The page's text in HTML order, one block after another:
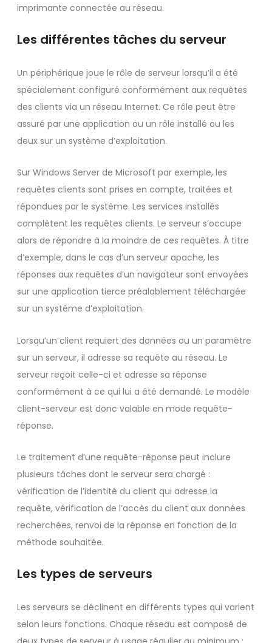
imprimante connectée au réseau.
Les différentes tâches du serveur
Un périphérique joue le rôle de serveur lorsqu’il a été
spécialement configuré conformément aux requêtes
des clients via un réseau Internet. Ce rôle peut être
assuré par une application ou un rôle installé ou les
deux sur un système d’exploitation.
Sur Windows Server de Microsoft par exemple, les
requêtes clients sont prises en compte, traitées et
répondues par le système. Les services installés
complètent les requêtes clients. Le serveur s’occupe
alors de répondre à la moindre de ces requêtes. À titre
d’exemple, dans le cas d’un serveur apache, les
réponses aux requêtes d’un navigateur sont envoyées
sur une application tierce préalablement téléchargée
sur un système d’exploitation.
Lorsqu’un client requiert des données ou un paramètre
sur un serveur, il adresse sa requête au réseau. Le
serveur reçoit celle-ci et adresse sa réponse
conformément à ce qui lui a été demandé. Le modèle
client-serveur est donc valable en mode requête-
réponse.
Le traitement d’une requête-réponse peut inclure
plusieurs tâches dont le serveur sera chargé :
vérification de l’identité du client qui adresse la
requête, vérification de l’accès du client aux données
recherchées, renvoi de la réponse en fonction de la
méthode souhaitée.
Les types de serveurs
Les serveurs se déclinent en différents types qui varient
selon leurs fonctions. Chaque réseau est composé de